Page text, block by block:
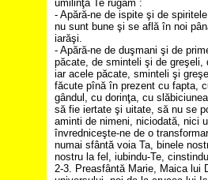
umilinţă Te rugăm :
- Apără-ne de ispite şi de
nu sunt bune şi se află în noi
iarăşi.
- Apără-ne de duşmani şi de
păcate, de sminteli şi de greşeli,
iar acele păcate, sminteli şi
făcute pînă în prezent cu fapta,
gândul, cu dorinţa, cu
să fie iertate şi uitate, să nu se
aminti de nimeni, niciodată, nici
învredniceşte-ne de o
numai sfântă voia Ta, binele
nostru la fel, iubindu-Te,
2-3. Preasfântă Marie, Maica lui